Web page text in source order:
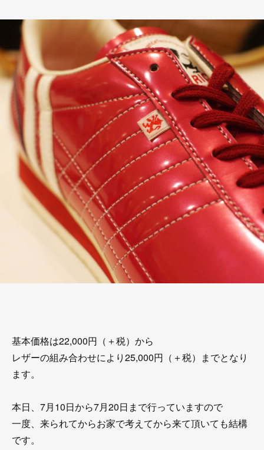
基本価格は22,000円（＋税）から
レザーの組み合わせにより25,000円（＋税）までとなり
ます。
本日、7月10日から7月20日まで行っていますので
一度、来られてからお家で考えてから来て頂いても結構
です。